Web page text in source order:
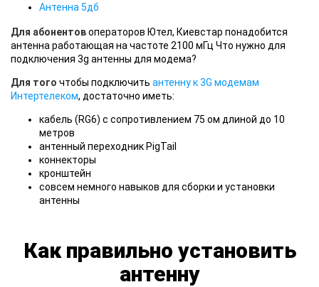
Антенна 5дб
Для абонентовоператоров Ютел, Киевстар понадобится
антенна работающая на частоте 2100 мГц Что нужно для
подключения 3g антенны для модема?
Для того чтобы подключить антенну к 3G модемам
Интертелеком, достаточно иметь:
кабель (RG6) c сопротивлением 75 ом длиной до 10
метров
антенный переходник PigTail
коннекторы
кронштейн
совсем немного навыков для сборки и установки
антенны
Как правильно установить
антенну